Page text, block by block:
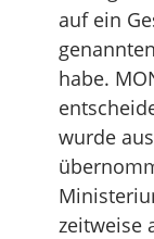
auf ein
habe.
wurde
zeitweise